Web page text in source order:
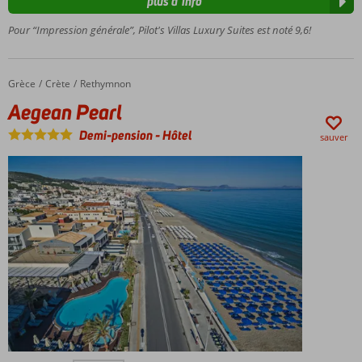
Entouré
d'un
jardin
Suites
et
luxueuses
Pour “Impression générale”, Pilot's Villas Luxury Suites est noté 9,6!
Accueil
Grèce Crète Rethymnon
Aegean Pearl
Aegean Pearl
Demi-pension-Hôtel sauver